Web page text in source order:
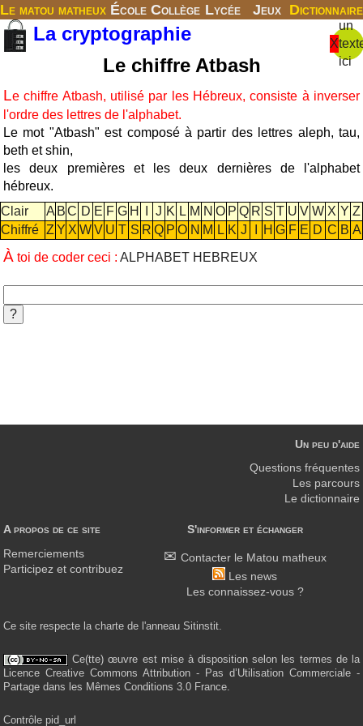
Le matou matheux École Collège Lycée Jeux Dictionnaire
X
un
ici
La cryptographie
Le chiffre Atbash
Le chiffre Atbash, utilisé par les Hébreux, consiste à inverser
l'ordre des lettres de l'alphabet.
Le mot "Atbash" est composé à partir des lettres aleph, tau,
beth et shin,
les deux premières et les deux dernières de l'alphabet
hébreux.
Clair
A BC D E F G H J K L M N O P Q R S T U V W X Y Z
Chiffré Z Y X WV U T S R Q P O N M L K J H G F E D C B A
À toi de coder ceci : ALPHABET HEBREUX
A propos de ce site
Remerciements
Participez et contribuez
S'informer et échanger
Contacter le Matou matheux
Les news
Les connaissez-vous ?
Un peu d'aide
Questions fréquentes
Les parcours
Le dictionnaire
Ce site respecte la charte de l'anneau Sitinstit.
Ce(tte) œuvre est mise à disposition selon les termes de la
Licence Creative Commons Attribution - Pas d’Utilisation Commerciale -
Partage dans les Mêmes Conditions 3.0 France.
Contrôle pid_url